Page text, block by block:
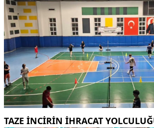
TAZE INCIRIN IHRACAT